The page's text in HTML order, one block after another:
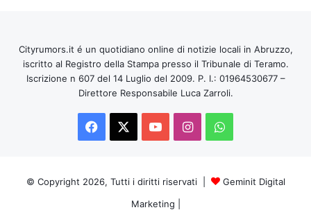
Cityrumors.it é un quotidiano online di notizie locali in Abruzzo,
iscritto al Registro della Stampa presso il Tribunale di Teramo.
Iscrizione n 607 del 14 Luglio del 2009. P. I.: 01964530677 –
Direttore Responsabile Luca Zarroli.
Facebook
You InstagramWhatsApp
© Copyright 2026, Tutti i diritti riservati |
Geminit Digital
Marketing